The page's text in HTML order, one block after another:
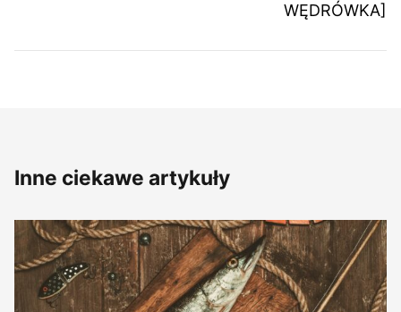
WĘDRÓWKA]
Inne ciekawe artykuły